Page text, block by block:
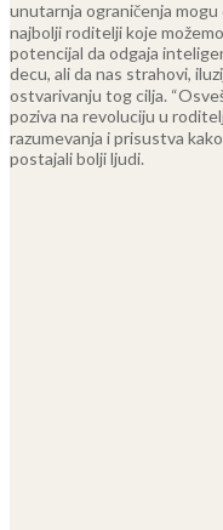
unutarnja ograničenja
najbolji roditelji koje
potencijal da odgaja
decu, ali da nas strahovi,
ostvarivanju tog cilja.
poziva na revoluciju u
razumevanja i prisustva
postajali bolji ljudi.